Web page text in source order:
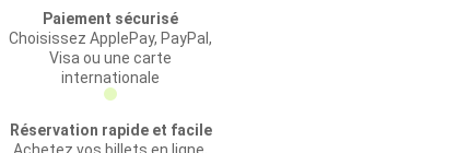
Paiement sécurisé
Choisissez ApplePay, PayPal,
Visa ou une carte
internationale
Réservation rapide et facile